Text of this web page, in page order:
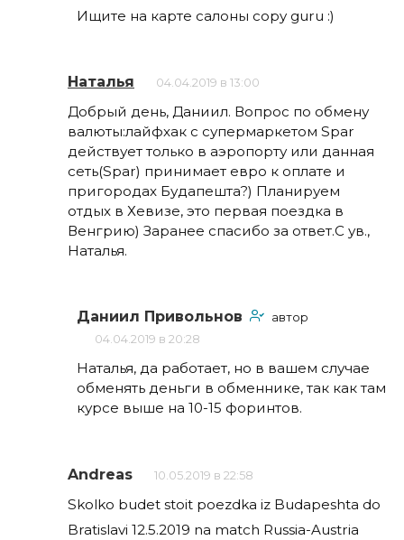
Ищите на карте салоны copy guru :)
Наталья 04.04.2019 в 13:00
Добрый день, Даниил. Вопрос по обмену
валюты:лайфхак с супермаркетом Spar
действует только в аэропорту или данная
сеть(Spar) принимает евро к оплате и
пригородах Будапешта?) Планируем
отдых в Хевизе, это первая поездка в
Венгрию) Заранее спасибо за ответ.С ув.,
Наталья.
Даниил Привольнов
автор
04.04.2019 в 20:28
Наталья, да работает, но в вашем случае
обменять деньги в обменнике, так как там
курсе выше на 10-15 форинтов.
Andreas 10.05.2019 в 22:58
Skolko budet stoit poezdka iz Budapeshta do
Bratislavi 12.5.2019 na match Russia-Austria